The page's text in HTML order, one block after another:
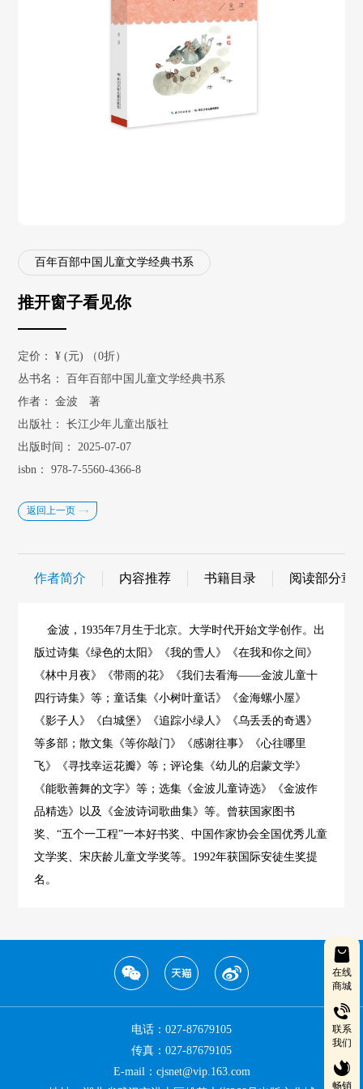
在线
商城
联系
我们
畅销
百年百部中国儿童文学经典书系
推开窗子看见你
定价： ¥(元) （0折）
丛书名：
百年百部中国儿童文学经典书系
作者：
金波 著
出版社：
长江少年儿童出版社
出版时间：
2025-07-07
isbn：
978-7-5560-4366-8
返回上一页
作者简介 内容推荐 书籍目录 阅读部分章
金波，1935年7月生于北京。大学时代开始文学创作。出
版过诗集《绿色的太阳》《我的雪人》《在我和你之间》
《林中月夜》《带雨的花》《我们去看海——金波儿童十
四行诗集》等；童话集《小树叶童话》《金海螺小屋》
《影子人》《白城堡》《追踪小绿人》《乌丢丢的奇遇》
等多部；散文集《等你敲门》《感谢往事》《心往哪里
飞》《寻找幸运花瓣》等；评论集《幼儿的启蒙文学》
《能歌善舞的文字》等；选集《金波儿童诗选》《金波作
品精选》以及《金波诗词歌曲集》等。曾获国家图书
奖、“五个一工程”一本好书奖、中国作家协会全国优秀儿童
文学奖、宋庆龄儿童文学奖等。1992年获国际安徒生奖提
名。
电话：027-87679105
传真：027-87679105
E-mail：cjsnet@vip.163.com